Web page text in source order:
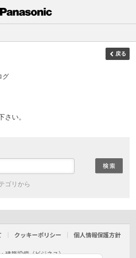
戻る
グ
さい。
ゴリから
クッキーポリシー 個人情報保護方針
建築設備（ビジネス）